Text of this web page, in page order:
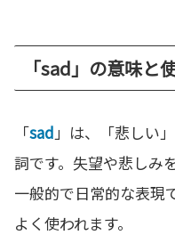
「sad」の意味と
「sad 」は、「悲しい
詞です。失望や悲しみ
一般的で日常的な表現
よく使われます。